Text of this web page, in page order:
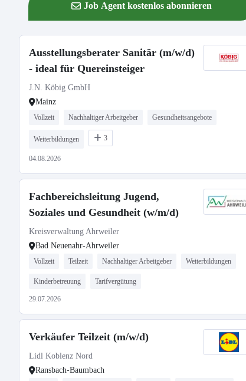
Job Agent kostenlos abonnieren
Ausstellungsberater Sanitär (m/w/d)
- ideal für Quereinsteiger
J.N. Köbig GmbH
Mainz
Vollzeit Nachhaltiger Arbeitgeber Gesundheitsangebote
Weiterbildungen 3
04.08.2026
Fachbereichsleitung Jugend,
Soziales und Gesundheit (w/m/d)
Kreisverwaltung Ahrweiler
Bad Neuenahr-Ahrweiler
Vollzeit Teilzeit Nachhaltiger Arbeitgeber Weiterbildungen
Kinderbetreuung Tarifvergütung
29.07.2026
Verkäufer Teilzeit (m/w/d)
Lidl Koblenz Nord
Ransbach-Baumbach